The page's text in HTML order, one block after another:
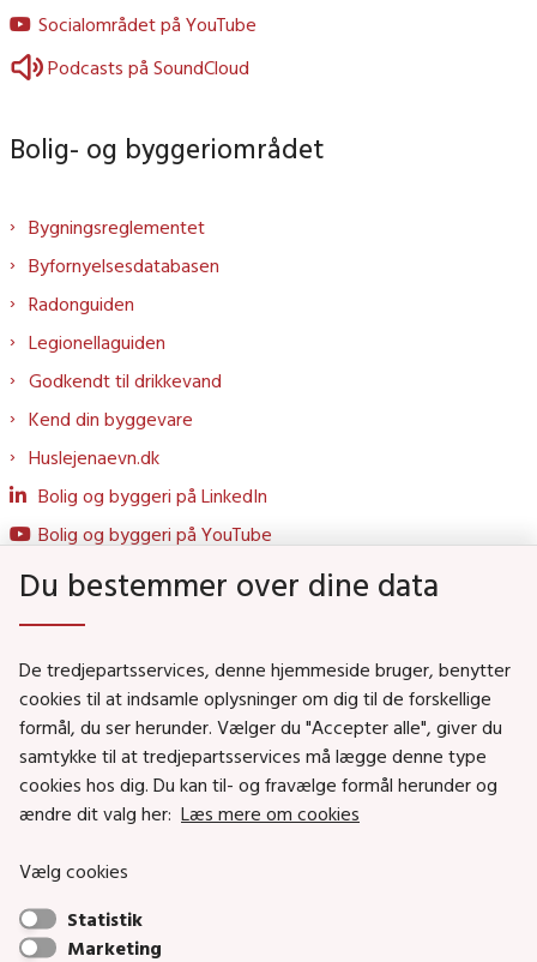
Socialområdet på YouTube
Podcasts på SoundCloud
Bolig- og byggeriområdet
Bygningsreglementet
Byfornyelsesdatabasen
Radonguiden
Legionellaguiden
Godkendt til drikkevand
Kend din byggevare
Huslejenaevn.dk
Bolig og byggeri på LinkedIn
Bolig og byggeri på YouTube
Social- og Boligministeriet
Job i Social- og Boligstyrelsen
Puljer og tilskud
Nyhedsbreve
Social- og Boligstyrelsens nyheder som RSS feed
Du bestemmer over dine data
De tredjepartsservices, denne hjemmeside bruger, benytter
cookies til at indsamle oplysninger om dig til de forskellige
formål, du ser herunder. Vælger du "Accepter alle", giver du
samtykke til at tredjepartsservices må lægge denne type
cookies hos dig. Du kan til- og fravælge formål herunder og
ændre dit valg her: Læs mere om cookies
Vælg cookies
Statistik
Marketing